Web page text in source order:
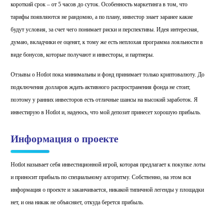
короткий срок – от 5 часов до суток. Особенность маркетинга в том, что
тарифы появляются не рандомно, а по плану, инвестор знает заранее какие
будут условия, за счет чего понимает риски и перспективы. Идея интересная,
думаю, вкладчики ее оценят, к тому же есть неплохая программа лояльности в
виде бонусов, которые получают и инвесторы, и партнеры.
Отзывы о Hotlot пока минимальны и фонд принимает только криптовалюту. До
подключения долларов ждать активного распространения фонда не стоит,
поэтому у ранних инвесторов есть отличные шансы на высокий заработок. Я
инвестирую в Hotlot и, надеюсь, что мой депозит принесет хорошую прибыль.
Информация о проекте
Hotlot называет себя инвестиционной игрой, которая предлагает к покупке лоты
и приносит прибыль по специальному алгоритму. Собственно, на этом вся
информация о проекте и заканчивается, никакой типичной легенды у площадки
нет, и она никак не объясняет, откуда берется прибыль.